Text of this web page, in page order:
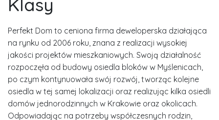
Klasy
Perfekt Dom to ceniona firma deweloperska działająca
na rynku od 2006 roku, znana z realizacji wysokiej
jakości projektów mieszkaniowych. Swoją działalność
rozpoczęła od budowy osiedla bloków w Myślenicach,
po czym kontynuowała swój rozwój, tworząc kolejne
osiedla w tej samej lokalizacji oraz realizując kilka osiedli
domów jednorodzinnych w Krakowie oraz okolicach.
Odpowiadając na potrzeby współczesnych rodzin,